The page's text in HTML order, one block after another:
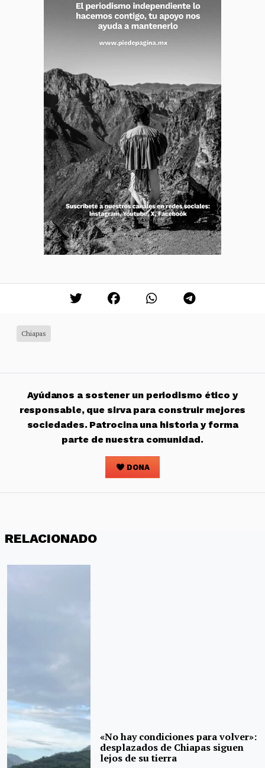
Chiapas
Ayúdanos a sostener un periodismo ético y
responsable, que sirva para construir mejores
sociedades. Patrocina una historia y forma
parte de nuestra comunidad.
DONA
RELACIONADO
«No hay condiciones para volver»:
desplazados de Chiapas siguen
lejos de su tierra